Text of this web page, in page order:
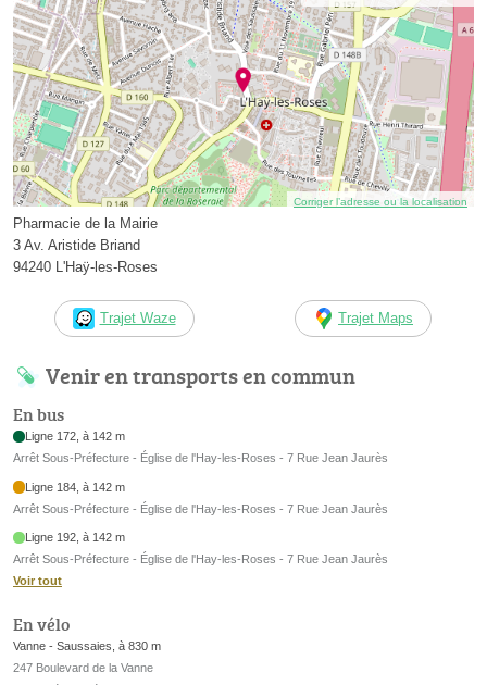
Corriger l’adresse ou la localisation
Pharmacie de la Mairie
3 Av. Aristide Briand
94240 L'Haÿ-les-Roses
Trajet Waze Trajet Maps
Venir en transports en commun
En bus
Ligne 172, à 142 m
Arrêt Sous-Préfecture - Église de l'Hay-les-Roses - 7 Rue Jean Jaurès
Ligne 184, à 142 m
Arrêt Sous-Préfecture - Église de l'Hay-les-Roses - 7 Rue Jean Jaurès
Ligne 192, à 142 m
Arrêt Sous-Préfecture - Église de l'Hay-les-Roses - 7 Rue Jean Jaurès
Voir tout
En vélo
Vanne - Saussaies, à 830 m
247 Boulevard de la Vanne